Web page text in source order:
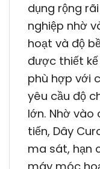
dụng rộng
nghiệp nhờ
hoạt và độ
được thiết
phù hợp với
yêu cầu độ
lớn. Nhờ vào
tiến, Dây
ma sát, hạn